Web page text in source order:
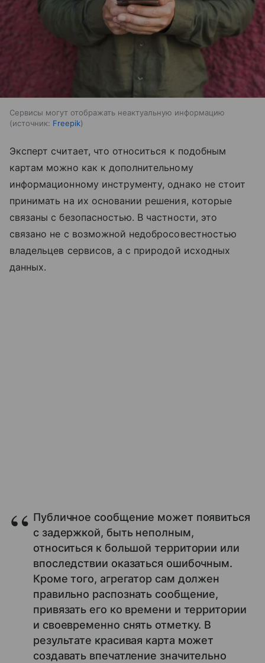
Сервисы могут отображать неактуальную информацию
источник: Freepik
Эксперт считает, что относиться к подобным
картам можно как к дополнительному
информационному инструменту, однако не стоит
принимать на их основании решения, которые
связаны с безопасностью. В частности, это
связано не с возможной недобросовестностью
владельцев сервисов, а с природой исходных
данных.
Публичное сообщение может появиться
с задержкой, быть неполным,
относиться к большой территории или
впоследствии оказаться ошибочным.
Кроме того, агрегатор сам должен
правильно распознать сообщение,
привязать его ко времени и территории
и своевременно снять отметку. В
результате красивая карта может
создавать впечатление значительно